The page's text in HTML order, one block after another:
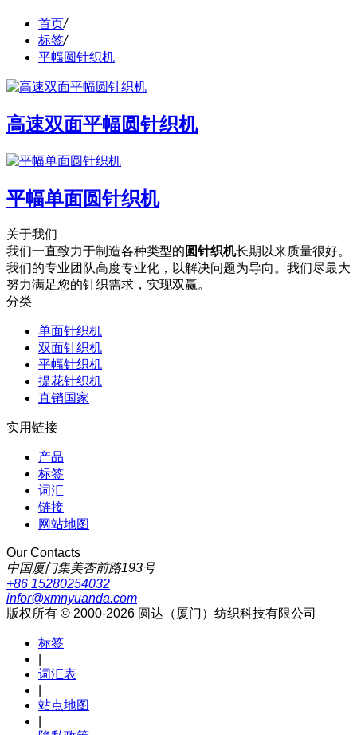
首页/
标签/
平幅圆针织机
高速双面平幅圆针织机
平幅单面圆针织机
关于我们
我们一直致力于制造各种类型的 圆针织机长期以来质量很好。
我们的专业团队高度专业化，以解决问题为导向。我们尽最大
努力满足您的针织需求，实现双赢。
分类
单面针织机
双面针织机
平幅针织机
提花针织机
直销国家
实用链接
产品
标签
词汇
链接
网站地图
Our Contacts
中国厦门集美杏前路193号
+86 15280254032
infor@xmnyuanda.com
版权所有 © 2000-2026 圆达（厦门）纺织科技有限公司
标签
词汇表
站点地图